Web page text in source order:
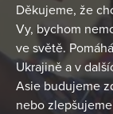
Děkujeme, že
Vy, bychom
ve světě.
Ukrajině a v
Asie budujeme
nebo